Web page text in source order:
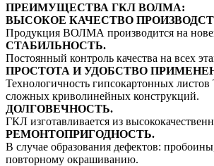
ПРЕИМУЩЕСТВА ГКЛ ВОЛМА:
ВЫСОКОЕ КАЧЕСТВО
Продукция ВОЛМА производится на
СТАБИЛЬНОСТЬ.
Постоянный контроль качества на всех
ПРОСТОТА И УДОБСТВО
Технологичность гипсокартонных
сложных криволинейных конструкций.
ДОЛГОВЕЧНОСТЬ.
ГКЛ изготавливается из
РЕМОНТОПРИГОДНОСТЬ.
В случае образования дефектов:
повторному окрашиванию.